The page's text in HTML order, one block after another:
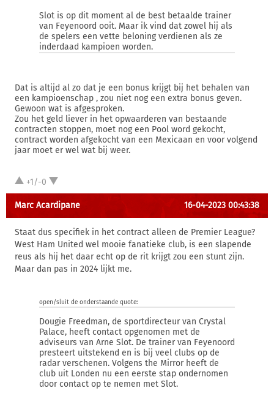
Slot is op dit moment al de best betaalde trainer
van Feyenoord ooit. Maar ik vind dat zowel hij als
de spelers een vette beloning verdienen als ze
inderdaad kampioen worden.
Dat is altijd al zo dat je een bonus krijgt bij het behalen van
een kampioenschap , zou niet nog een extra bonus geven.
Gewoon wat is afgesproken.
Zou het geld liever in het opwaarderen van bestaande
contracten stoppen, moet nog een Pool word gekocht,
contract worden afgekocht van een Mexicaan en voor volgend
jaar moet er wel wat bij weer.
+1/-0
Marc Acardipane 16-04-2023 00:43:38
Staat dus specifiek in het contract alleen de Premier League?
West Ham United wel mooie fanatieke club, is een slapende
reus als hij het daar echt op de rit krijgt zou een stunt zijn.
Maar dan pas in 2024 lijkt me.
open/sluit de onderstaande quote:
Dougie Freedman, de sportdirecteur van Crystal
Palace, heeft contact opgenomen met de
adviseurs van Arne Slot. De trainer van Feyenoord
presteert uitstekend en is bij veel clubs op de
radar verschenen. Volgens the Mirror heeft de
club uit Londen nu een eerste stap ondernomen
door contact op te nemen met Slot.